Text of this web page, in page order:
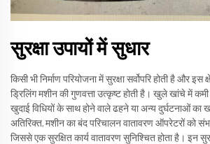
सुरक्षा उपायों में सुधार
किसी भी निर्माण परियोजना में सुरक्षा सर्वोपरि होती है और
ड्रिलिंग मशीन की गुणवत्ता उत्कृष्ट होती है। खुले खांचे में कमी
खुदाई विधियों के साथ होने वाले ढहने या अन्य दुर्घटनाओं
अतिरिक्त, मशीन का बंद परिचालन वातावरण ऑपरेटरों को
जिससे एक सुरक्षित कार्य वातावरण सुनिश्चित होता है। इन